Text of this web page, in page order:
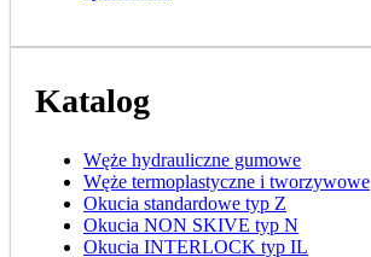
Katalog
Węże hydrauliczne gumowe
Węże termoplastyczne i tworzywowe
Okucia standardowe typ Z
Okucia NON SKIVE typ N
Okucia INTERLOCK typ IL